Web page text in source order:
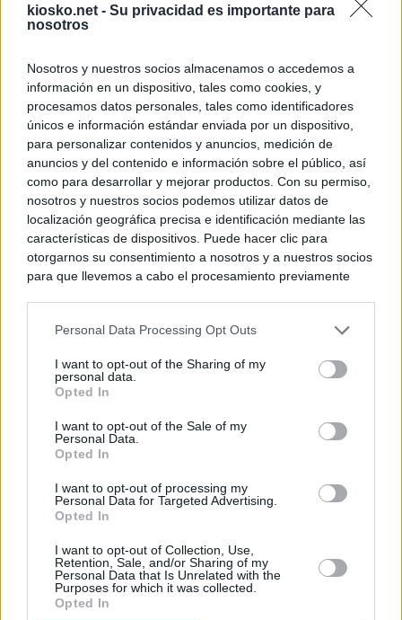
kiosko.net - Su privacidad es importante para
nosotros
Nosotros y nuestros socios almacenamos o accedemos a
información en un dispositivo, tales como cookies, y
procesamos datos personales, tales como identificadores
únicos e información estándar enviada por un dispositivo,
para personalizar contenidos y anuncios, medición de
anuncios y del contenido e información sobre el público, así
como para desarrollar y mejorar productos. Con su permiso,
nosotros y nuestros socios podemos utilizar datos de
localización geográfica precisa e identificación mediante las
características de dispositivos. Puede hacer clic para
otorgarnos su consentimiento a nosotros y a nuestros socios
para que llevemos a cabo el procesamiento previamente
negar su consentimiento. Tenga en cuenta que algún
de su consentimiento, pero usted tiene el derecho de
rechazar tal procesamiento. Sus preferencias se aplicarán
cualquier momento entrando de nuevo en este sitio web o
visitando nuestra política de privacidad.
Personal Data Processing Opt Outs
I want to opt-out of the Sharing of my
personal data.
Opted In
I want to opt-out of the Sale of my
Personal Data.
Opted In
I want to opt-out of processing my
Personal Data for Targeted Advertising.
Opted In
I want to opt-out of Collection, Use,
Retention, Sale, and/or Sharing of my
Personal Data that Is Unrelated with the
Purposes for which it was collected.
Opted In